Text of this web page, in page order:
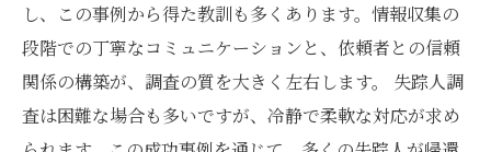
し、この事例から得た教訓も多くあります。情報収集の
段階での丁寧なコミュニケーションと、依頼者との信頼
関係の構築が、調査の質を大きく左右します。 失踪人調
査は困難な場合も多いですが、冷静で柔軟な対応が求め